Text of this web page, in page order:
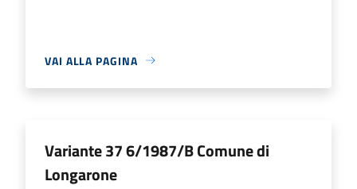
VAI ALLA PAGINA
Variante 37 6/1987/B Comune di
Longarone